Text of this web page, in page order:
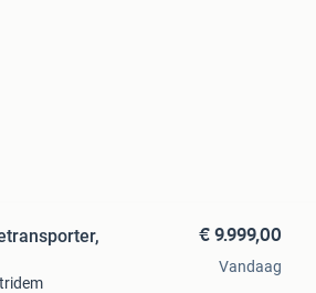
€ 9.999,00
Vandaag